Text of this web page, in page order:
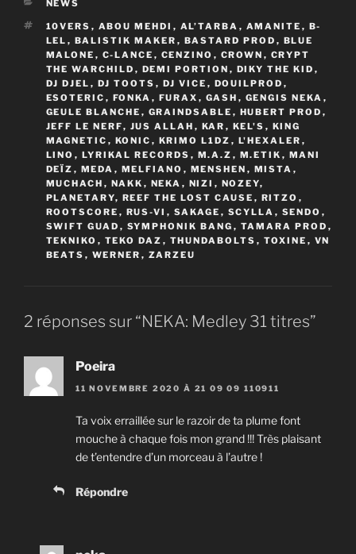
CATÉGORIES
NEWS
ÉTIQUETTES
10VERS , ABOU MEHDI , AL’TARBA , AMANITE , B-
LEL , BALISTIK MAKER , BASTARD PROD , BLUE
MALONE , C-LANCE , CENZINO , CROWN , CRYPT
THE WARCHILD , DEMI PORTION , DIKY THE KID ,
DJ DJEL , DJ TOOTS , DJ VICE , DOUILPROD ,
ESOTERIC , FONKA , FURAX , GASH , GENGIS NEKA ,
GEULE BLANCHE , GRAINDSABLE , HUBERT PROD ,
JEFF LE NERF, JUS ALLAH , KAR , KEL'S , KING
MAGNETIC , KONIC , KRIMO L1DZ , L'HEXALER ,
LINO , LYRIKAL RECORDS , M.A.Z , M.ETIK , MANI
DEÏZ , MEDA , MELFIANO , MENSHEN , MISTA ,
MUCHACH , NAKK , NEKA , NIZI , NOZEY,
PLANETARY, REEF THE LOST CAUSE , RITZO ,
ROOTSCORE , RUS-VI , SAKAGE , SCYLLA , SENDO ,
SWIFT GUAD , SYMPHONIK BANG , TAMARA PROD ,
TEKNIKO , TEKO DAZ , THUNDABOLTS , TOXINE , VN
BEATS , WERNER , ZARZEU
2 réponses sur “NEKA: Medley 31 titres”
Poeira
11 NOVEMBRE 2020 À 21 09 09 110911
Ta voix erraillée sur le razoir de ta plume font
mouche à chaque fois mon grand !!! Très plaisant
de t’entendre d’un morceau à l’autre !
Répondre